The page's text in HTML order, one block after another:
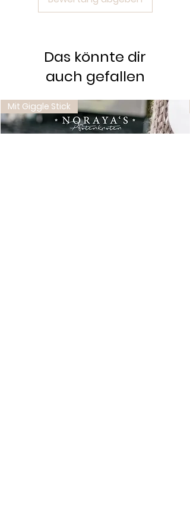
Pflege- und Nutzungshinweise.
Das könnte dir
auch gefallen
Mit Giggle Stick